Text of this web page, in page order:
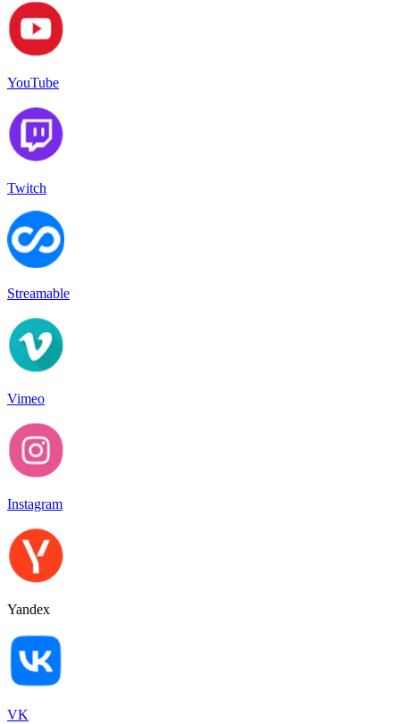
YouTube
Twitch
Streamable
Vimeo
Instagram
Yandex
VK